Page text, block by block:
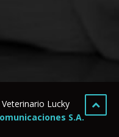
Lucky
S.A.